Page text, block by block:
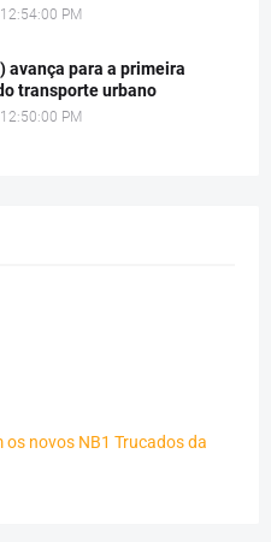
PM
avança para a primeira
transporte urbano
PM
novos NB1 Trucados da